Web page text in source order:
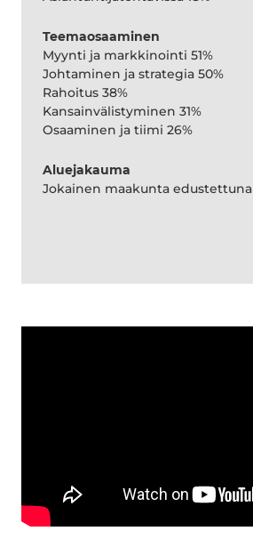
Teemaosaaminen
Myynti ja markkinointi 51%
Johtaminen ja strategia 50%
Rahoitus 38%
Kansainvälistyminen 31%
Osaaminen ja tiimi 26%
Aluejakauma
Jokainen maakunta edustettuna